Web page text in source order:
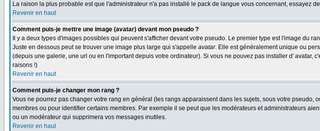
La raison la plus probable est que l'administrateur n'a pas installé le pack de langue vous concernant, essayez
Revenir en haut
Comment puis-je mettre une image (avatar) devant mon pseudo ?
Il y a deux types d'images possibles qui peuvent s'afficher devant votre pseudo. Le premier type est l'image
Juste en dessous peut se trouver une image plus large qui s'appelle avatar. Elle est généralement unique ou
(depuis une galerie, une url ou en l'important depuis votre ordinateur). Si vous ne pouvez pas installer d'
raisons !)
Revenir en haut
Comment puis-je changer mon rang ?
Vous ne pourrez pas changer votre rang en général (les rangs apparaissent dans les sujets, sous votre
membres ou pour identifier certains membres. Par exemple il se peut que les modérateurs et administrateurs
ou un modérateur qui supprimera vos messages inutiles.
Revenir en haut